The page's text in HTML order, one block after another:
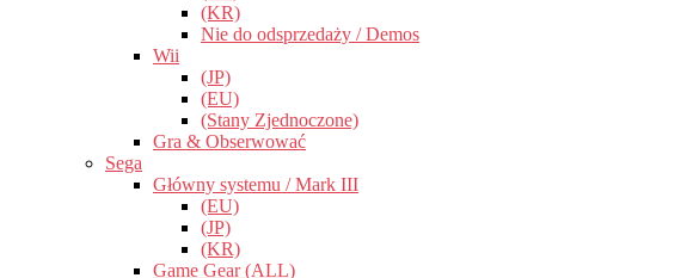
(KR)
Nie do odsprzedaży / Demos
Wii
(JP)
(EU)
(Stany Zjednoczone)
Gra & Obserwować
Sega
Główny systemu / Mark III
(EU)
(JP)
(KR)
Game Gear (ALL)